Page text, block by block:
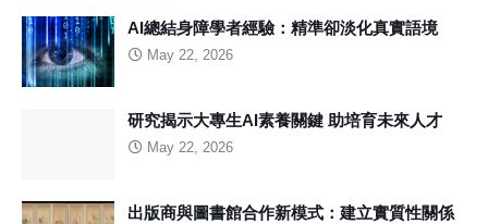
AI總結身障學者經驗：精準卻淡化真實語境
May 22, 2026
研究揭示大專生AI素養關鍵 助培育未來人才
May 22, 2026
出版商與圖書館合作新模式：建立實質性關係